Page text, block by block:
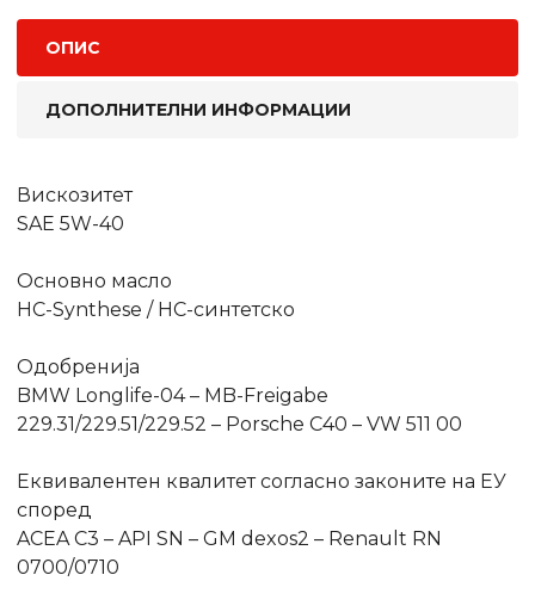
ОПИС
ДОПОЛНИТЕЛНИ ИНФОРМАЦИИ
Вискозитет
SAE 5W-40
Основно масло
HC-Synthese / HC-синтетско
Одобренија
BMW Longlife-04 – MB-Freigabe
229.31/229.51/229.52 – Porsche C40 – VW 511 00
Еквивалентен квалитет согласно законите на ЕУ
според
ACEA C3 – API SN – GM dexos2 – Renault RN
0700/0710